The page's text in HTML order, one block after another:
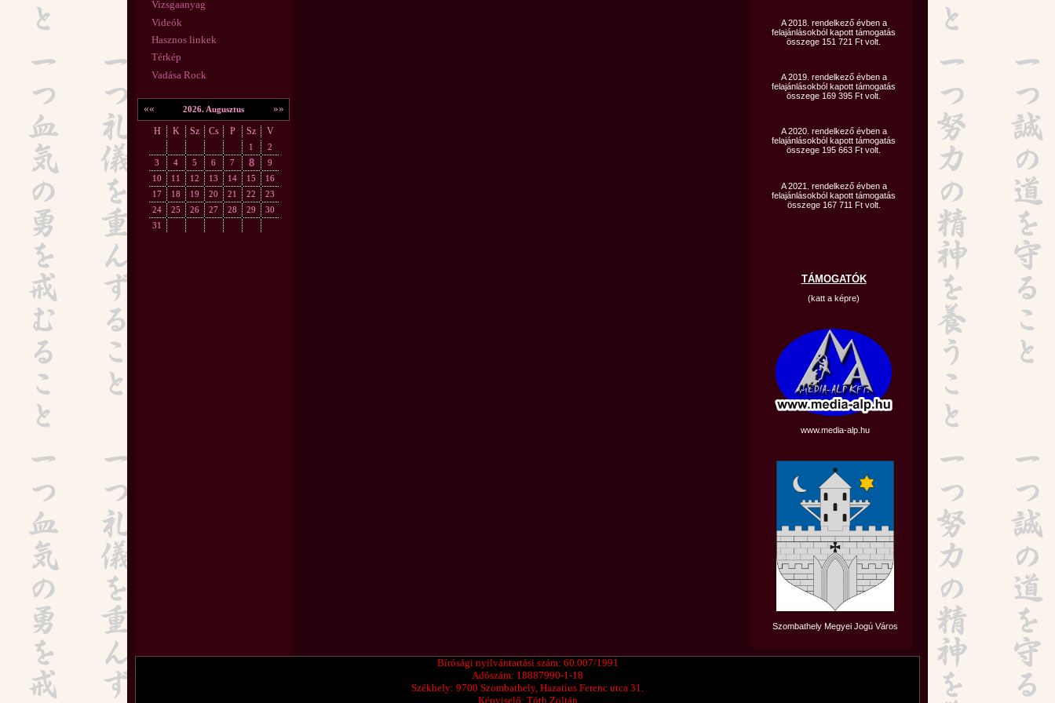
Vizsgaanyag
Videók
Hasznos linkek
Térkép
Vadása Rock
«« 2026. Augusztus »»
H K Sz Cs P Sz V
1
2
3
4 5 6 7 8
9
10
11 12 13 14 15
16
17
18 19 20 21 22
23
24
25 26 27 28 29
30
31
A 2018. rendelkező évben a
felajánlásokból kapott támogatás
összege 151 721 Ft volt.
A 2019. rendelkező évben a
felajánlásokból kapott támogatás
összege 169 395 Ft volt.
A 2020. rendelkező évben a
felajánlásokból kapott támogatás
összege 195 663 Ft volt.
A 2021. rendelkező évben a
felajánlásokból kapott támogatás
összege 167 711 Ft volt.
TÁMOGATÓK
(katt a képre)
www.media-alp.hu
Szombathely Megyei Jogú Város
Bírósági nyilvántartási szám: 60.007/1991
Adószám: 18887990-1-18
Székhely: 9700 Szombathely, Hazatius Ferenc utca 31.
Képviselő: Tóth Zoltán